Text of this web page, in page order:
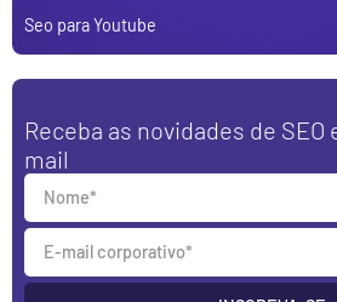
Seo para Youtube
Receba as novidades de
mail